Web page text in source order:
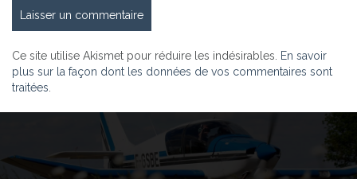
Ce site utilise Akismet pour réduire les indésirables. En savoir
plus sur la façon dont les données de vos commentaires sont
traitées